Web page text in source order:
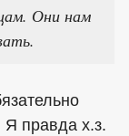
Они нам
Я правда х.з.